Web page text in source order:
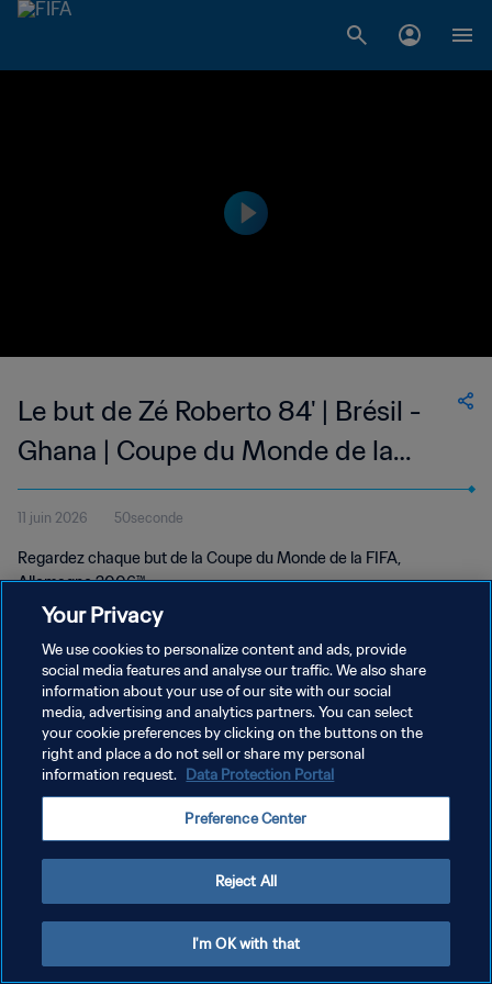
Le but de Zé Roberto 84' | Brésil -
Ghana | Coupe du Monde de la
FIFA, Allemagne 2006™
11 juin 2026 50seconde
Regardez chaque but de la Coupe du Monde de la FIFA,
Allemagne 2006™.
POLITIQUE DE CONFIDENTIALITÉ
CONDITIONS D'UTILISATION
GÉRER VOS PRÉFÉRENCES SUR LES COOKIES
Your Privacy
We use cookies to personalize content and ads, provide
social media features and analyse our traffic. We also share
information about your use of our site with our social
media, advertising and analytics partners. You can select
your cookie preferences by clicking on the buttons on the
right and place a do not sell or share my personal
information request. Data Protection Portal
Preference Center
Reject All
I'm OK with that